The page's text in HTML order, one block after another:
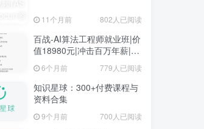
11个月前 802人已阅读
百战-AI算法工程师就业班|价
值18980元|冲击百万年薪|完
结无秘
6个月前 779人已阅读
知识星球：300+付费课程与
资料合集
9个月前 700人已阅读